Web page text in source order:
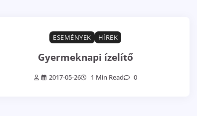
ESEMÉNYEK HÍREK
Gyermeknapi ízelítő
2017-05-26 1 Min Read 0